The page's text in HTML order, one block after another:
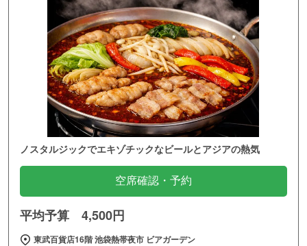
ノスタルジックでエキゾチックなビールとアジアの熱気
空席確認・予約
平均予算 4,500円
東武百貨店16階 池袋熱帯夜市 ビアガーデン